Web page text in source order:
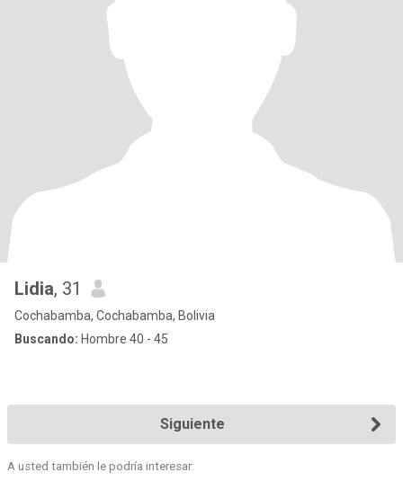
Lidia, 31
Cochabamba, Cochabamba, Bolivia
Buscando: Hombre 40 - 45
Siguiente
A usted también le podría interesar: